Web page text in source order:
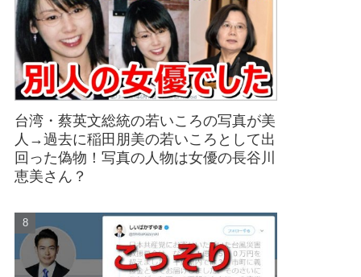
台湾・蔡英文総統の若いころの写真が美
人→過去に稲田朋美の若いころとして出
回った偽物！写真の人物は女優の長谷川
恵美さん？